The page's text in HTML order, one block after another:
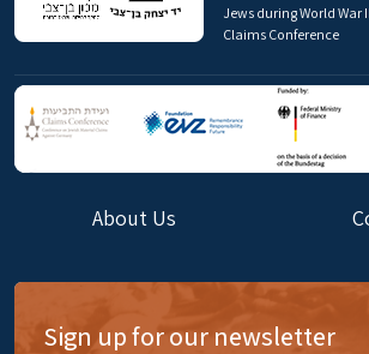
Jews during World War
Claims Conference
About Us
Sign up for our newsletter